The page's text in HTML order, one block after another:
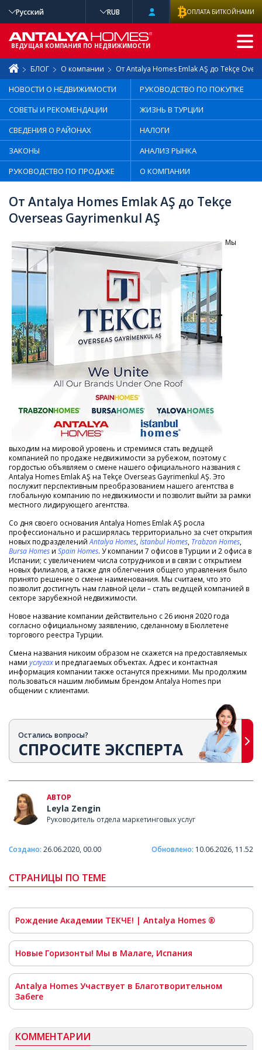
БЛОГ О компании От Antalya Homes Emlak AŞ до Tekçe
НОВОСТИ О НЕДВИЖИМОСТИ
РУКОВОДСТВО ПО ПОКУПКЕ
СОВЕТЫ И РЕКОМЕНДАЦИИ
ЖИЗНЬ В ТУРЦИИ
СВЕДЕНИЯ О РАЙОНАХ
НАЛОГИ
ЗАКОНЫ
АНАЛИЗ РЫНКА
РУКОВОДСТВО ПО ПРОДАЖЕ
О КОМПАНИИ
От Antalya Homes Emlak AŞ до Tekçe
Overseas Gayrimenkul AŞ
Мы
выходим на мировой уровень и стремимся стать ведущей
компанией по продаже недвижимости за рубежом, поэтому с
гордостью объявляем о смене нашего официального названия с
Antalya Homes Emlak AŞ на Tekçe Overseas Gayrimenkul AŞ. Это
послужит перспективным преобразованием нашего агентства в
глобальную компанию по недвижимости и позволит выйти за рамки
местного лидирующего агентства.
Со дня своего основания Antalya Homes Emlak AŞ росла
профессионально и расширялась территориально за счет открытия
новых подразделенийAntalya Homes,İstanbul Homes, Trabzon Homes,
Bursa Homesи Spain Homes. У компании 7 офисов в Турции и 2 офиса в
Испании; с увеличением числа сотрудников и в связи с открытием
новых филиалов, а также для облегчения общего управления было
принято решение о смене наименования. Мы считаем, что это
позволит достигнуть нам главной цели – стать ведущей компанией в
секторе зарубежной недвижимости.
Новое название компании действительно с 26 июня 2020 года
согласно официальному заявлению, сделанному в Бюллетене
торгового реестра Турции.
Смена названия никоим образом не скажется на предоставляемых
нами услугахи предлагаемых объектах. Адрес и контактная
информация компании также останутся прежними. Мы продолжим
пользоваться нашим любимым брендом Antalya Homes при
общении с клиентами.
Остались вопросы?
СПРОСИТЕ ЭКСПЕРТА
АВТОР
Leyla Zengin
Руководитель отдела маркетинговых услуг
Создано: 26.06.2020, 00.00 Обновлено: 10.06.2026, 11.52
СТРАНИЦЫ ПО ТЕМЕ
Рождение Академии ТЕКЧЕ! | Antalya Homes ®
Новые Горизонты! Мы в Малаге, Испания
Antalya Homes Участвует в Благотворительном
Забеге
КОММЕНТАРИИ
Русский RUB ОПЛАТА БИТКОЙНАМИ
ВЕДУЩАЯ КОМПАНИЯ ПО НЕДВИЖИМОСТИ
РАСШИРЕННЫ
Й ПОИСК